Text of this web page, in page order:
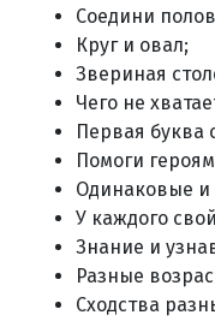
Соедини
Круг и овал;
Звериная
Чего не
Первая буква
Помоги
Одинаковые
У каждого
Знание и
Разные
Сходства